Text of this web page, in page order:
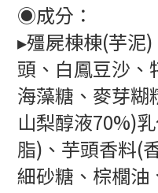
◉成分：
▸殭屍棟棟(芋泥
頭、白鳳豆沙、
海藻糖、麥芽糊
山梨醇液70%)
脂)、芋頭香料(
細砂糖、棕櫚油